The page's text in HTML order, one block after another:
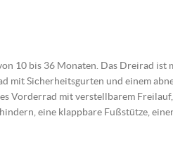
10 bis 36 Monaten. Das Dreirad
Sicherheitsgurten und einem
Vorderrad mit verstellbarem
eine klappbare Fußstütze,